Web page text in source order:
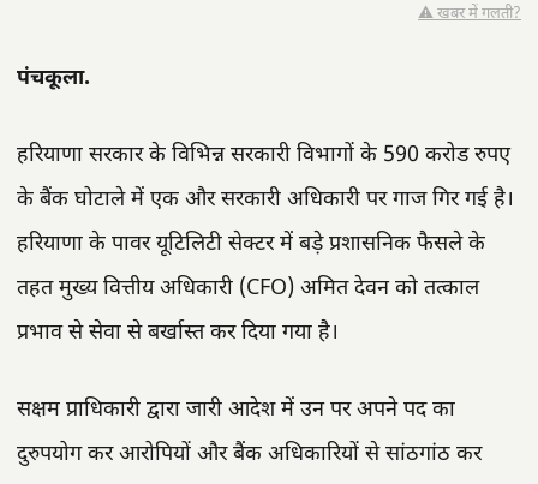
⚠️ खबर में गलती?
पंचकूला.
हरियाणा सरकार के विभिन्न सरकारी विभागों के 590 करोड रुपए
के बैंक घोटाले में एक और सरकारी अधिकारी पर गाज गिर गई है।
हरियाणा के पावर यूटिलिटी सेक्टर में बड़े प्रशासनिक फैसले के
तहत मुख्य वित्तीय अधिकारी (CFO) अमित देवन को तत्काल
प्रभाव से सेवा से बर्खास्त कर दिया गया है।
सक्षम प्राधिकारी द्वारा जारी आदेश में उन पर अपने पद का
दुरुपयोग कर आरोपियों और बैंक अधिकारियों से सांठगांठ कर